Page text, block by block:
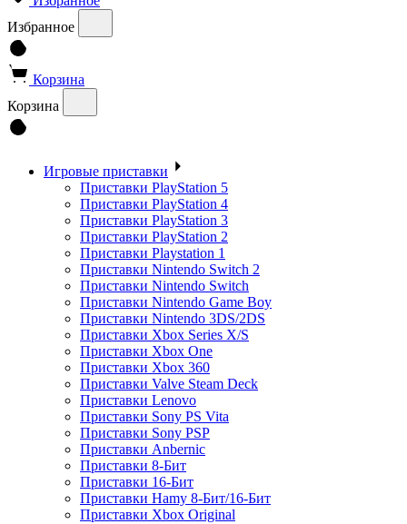
Избранное
Корзина
Корзина
Игровые приставки
Приставки PlayStation 5
Приставки PlayStation 4
Приставки PlayStation 3
Приставки PlayStation 2
Приставки Playstation 1
Приставки Nintendo Switch 2
Приставки Nintendo Switch
Приставки Nintendo Game Boy
Приставки Nintendo 3DS/2DS
Приставки Xbox Series X/S
Приставки Xbox One
Приставки Xbox 360
Приставки Valve Steam Deck
Приставки Lenovo
Приставки Sony PS Vita
Приставки Sony PSP
Приставки Anbernic
Приставки 8-Бит
Приставки 16-Бит
Приставки Hamy 8-Бит/16-Бит
Приставки Xbox Original